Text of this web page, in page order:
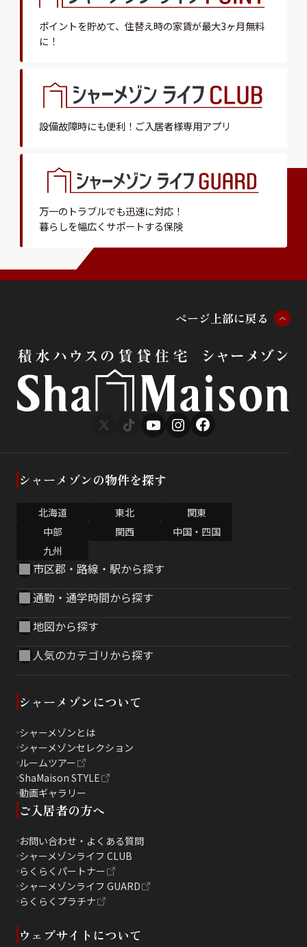
ポイントを貯めて、 住替え時の家賃が最大3ヶ月無料
に！
設備故障時にも便利！ ご入居者様専用アプリ
万一のトラブルでも迅速に対応！
暮らしを幅広くサポートする保険
ページ 上部に戻る
シャーメゾンの物件を探す
北海道 東北
関東
中部
関西
中国・四国
九州
市区郡・路線・駅から探す
通勤・通学時間から探す
地図から探す
人気のカテゴリから探す
シャーメゾンについて
シャーメゾンとは
シャーメゾンセレクション
ルームツアー
ShaMaison STYLE
動画ギャラリー
ご入居者の方へ
お問い合わせ・よくある質問
シャーメゾンライフ CLUB
らくらくパートナー
シャーメゾンライフ GUARD
らくらくプラチナ
ウェブサイトについて